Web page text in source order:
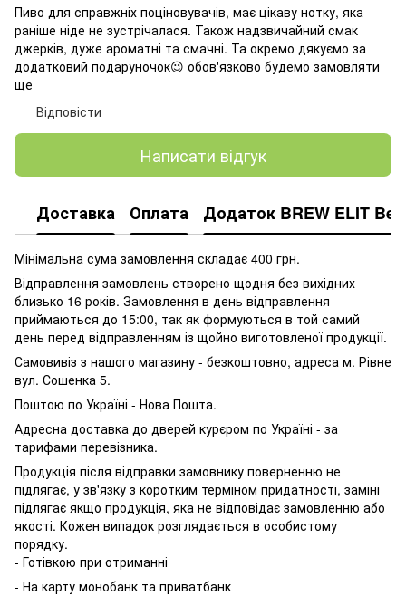
Пиво для справжніх поціновувачів, має цікаву нотку, яка
раніше ніде не зустрічалася. Також надзвичайний смак
джерків, дуже ароматні та смачні. Та окремо дякуємо за
додатковий подаруночок😉 обов'язково будемо замовляти
ще
Відповісти
Написати відгук
Доставка Оплата Додаток BREW ELIT
Мінімальна сума замовлення складає 400 грн.
Відправлення замовлень створено щодня без вихідних
близько 16 років. Замовлення в день відправлення
приймаються до 15:00, так як формуються в той самий
день перед відправленням із щойно виготовленої продукції.
Самовивіз з нашого магазину - безкоштовно, адреса м. Рівне
вул. Сошенка 5.
Поштою по Україні - Нова Пошта.
Адресна доставка до дверей курєром по Україні - за
тарифами перевізника.
Продукція після відправки замовнику поверненню не
підлягає, у зв'язку з коротким терміном придатності, заміні
підлягає якщо продукція, яка не відповідає замовленню або
якості. Кожен випадок розглядається в особистому
порядку.
- Готівкою при отриманні
- На карту монобанк та приватбанк